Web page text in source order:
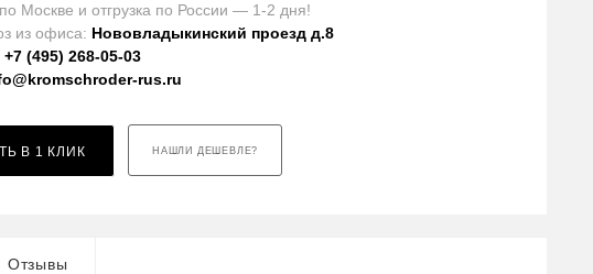
Москве и отгрузка по России — 1-2 дня!
из офиса: Нововладыкинский проезд д.8
+7 (495) 268-05-03
rus.ru
В 1 КЛИК НАШЛИ ДЕШЕВЛЕ?
Отзывы